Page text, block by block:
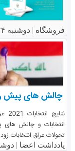
فروشگاه | دوشنبه ۲۴ آبان ۱۴۰۰
چالش های پیش
انتخابات و چالش های
تحولات عراق انتخابات زودهنگام 2021 عراق
یادداشت اعضا | دوشنبه ۱۷